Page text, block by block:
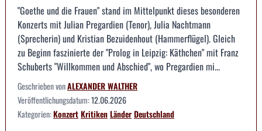
"Goethe und die Frauen" stand im Mittelpunkt dieses besonderen
Konzerts mit Julian Pregardien (Tenor), Julia Nachtmann
(Sprecherin) und Kristian Bezuidenhout (Hammerflügel). Gleich
zu Beginn faszinierte der "Prolog in Leipzig: Käthchen" mit Franz
Schuberts "Willkommen und Abschied", wo Pregardien mi...
Geschrieben vonALEXANDER WALTHER
Veröffentlichungsdatum:12.06.2026
Kategorien:KonzertKritikenLänderDeutschland